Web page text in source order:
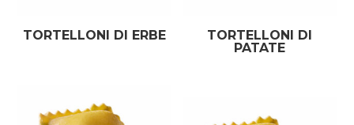
TORTELLONI DI ERBE
TORTELLONI DI
PATATE